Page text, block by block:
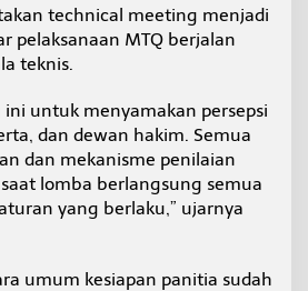
technical meeting menjadi
pelaksanaan MTQ berjalan
teknis.
ini untuk menyamakan persepsi
dan dewan hakim. Semua
dan mekanisme penilaian
lomba berlangsung semua
yang berlaku,” ujarnya
umum kesiapan panitia sudah